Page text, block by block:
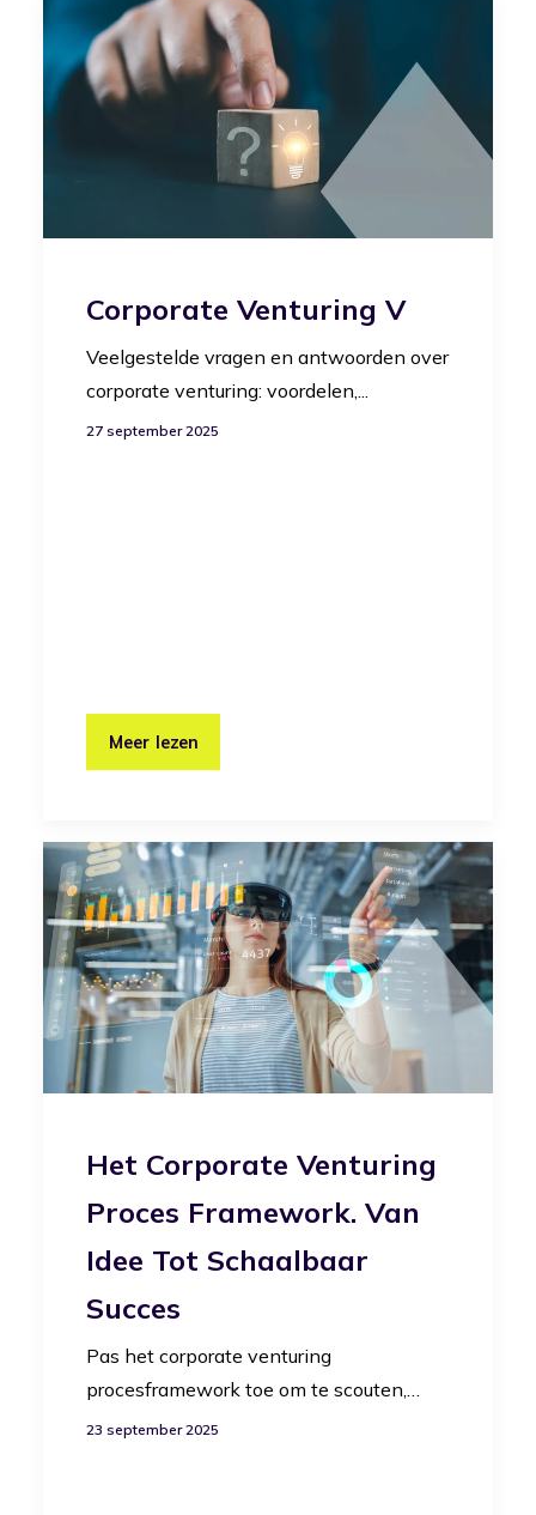
Corporate Venturing V
Veelgestelde vragen en antwoorden over
corporate venturing: voordelen,...
27 september 2025
Meer lezen
Het Corporate Venturing
Proces Framework. Van
Idee Tot Schaalbaar
Succes
Pas het corporate venturing
procesframework toe om te scouten,…
23 september 2025